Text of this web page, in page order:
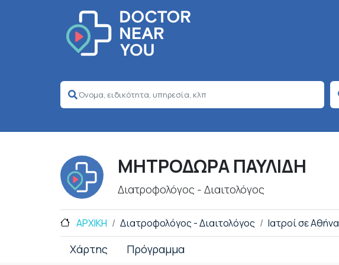
ΜΗΤΡΟΔΩΡΑ ΠΑΥΛΙΔΗ
Διατροφολόγος - Διαιτολόγος
ΑΡΧΙΚΗ Διατροφολόγος - Διαιτολόγος Ιατροί σε Αθήνα
Χάρτης Πρόγραμμα